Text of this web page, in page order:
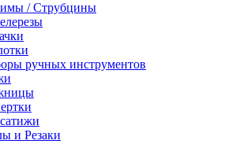
/ Струбцины
ручных инструментов
и Резаки